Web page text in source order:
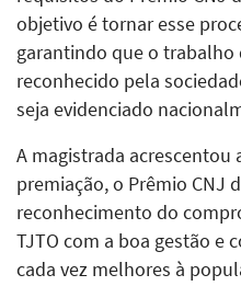
objetivo é tornar esse
garantindo que o trabalho
reconhecido pela
seja evidenciado
A magistrada acrescentou
premiação, o Prêmio CNJ
reconhecimento do
TJTO com a boa gestão e
cada vez melhores à